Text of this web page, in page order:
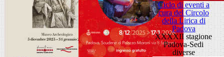
Ciclo di eventi a
cura del Circolo
della Lirica di
Padova
XXXXII stagione
Padova-Sedi
diverse